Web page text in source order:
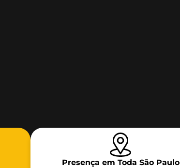
Presença em Toda São Paulo